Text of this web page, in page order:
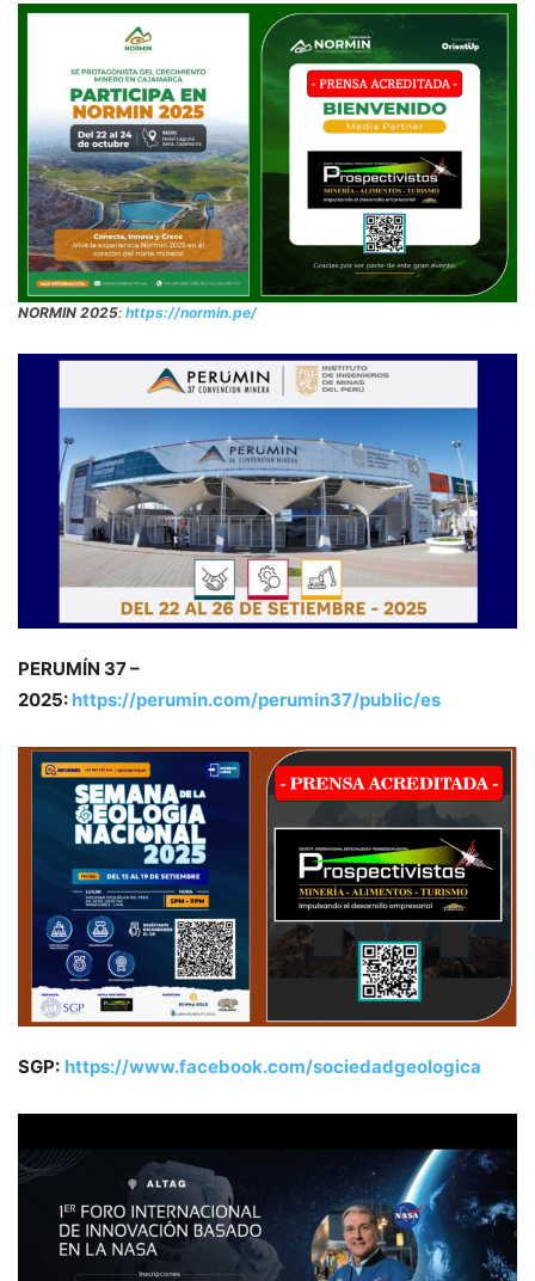
NORMIN 2025: https://normin.pe/
PERUMÍN 37 –
2025: https://perumin.com/perumin37/public/es
SGP: https://www.facebook.com/sociedadgeologica